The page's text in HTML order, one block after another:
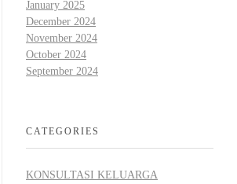
January 2025
December 2024
November 2024
October 2024
September 2024
CATEGORIES
KONSULTASI KELUARGA